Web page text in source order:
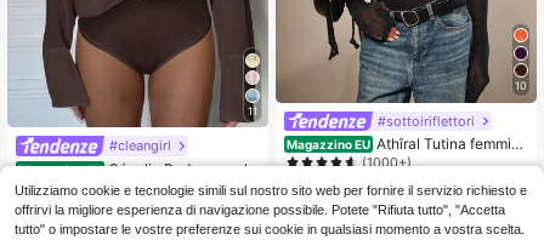
11
#cleangirl
Magazzino EU Cévolie Body casual d
a donna versatile per uso quotidian
o e pendolarismo, con bottoni anteri
ori e maniche lunghe
11.03€
4-7 giorni lavorativi
10
#sottoiriflettori
Magazzino EU Athîral Tutina femminil
e in in rete trasparente a tinta unita,
ffetto sexy a vista
(1000+)
3.91€ -51% 7.98€
4-7 giorni lavorativi
Utilizziamo cookie e tecnologie simili sul nostro sito web per fornire il servizio richiesto e
offrirvi la migliore esperienza di navigazione possibile. Potete "Rifiuta tutto", "Accetta
tutto" o impostare le vostre preferenze sui cookie in qualsiasi momento a vostra scelta.